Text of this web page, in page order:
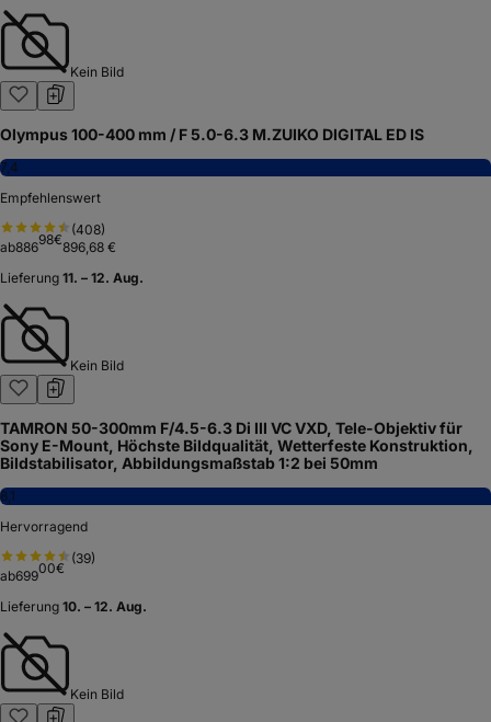
Kein Bild
Olympus 100-400 mm / F 5.0-6.3 M.ZUIKO DIGITAL ED IS
7,4
Empfehlenswert
(408)
ab88698€896,68 €
Lieferung 11. – 12. Aug.
Kein Bild
TAMRON 50-300mm F/4.5-6.3 Di III VC VXD, Tele-Objektiv für
Sony E-Mount, Höchste Bildqualität, Wetterfeste Konstruktion,
Bildstabilisator, Abbildungsmaßstab 1:2 bei 50mm
8,1
Hervorragend
(39)
ab69900€
Lieferung 10. – 12. Aug.
Kein Bild